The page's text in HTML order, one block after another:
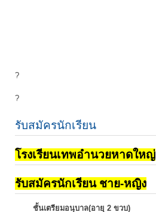
?
?
รับสมัครนักเรียน
โรงเรียนเทพอำนวยหาดใหญ่
รับสมัครนักเรียน ชาย-หญิง
ชั้นเตรียมอนุบาล(อายุ 2 ขวบ)